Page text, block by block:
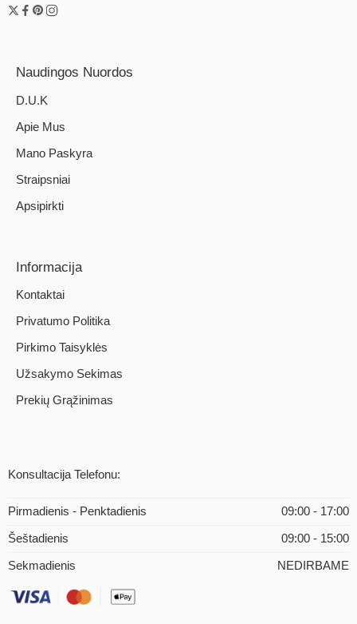
Naudingos Nuordos
D.U.K
Apie Mus
Mano Paskyra
Straipsniai
Apsipirkti
Informacija
Kontaktai
Privatumo Politika
Pirkimo Taisyklės
Užsakymo Sekimas
Prekių Grąžinimas
Konsultacija Telefonu:
Pirmadienis - Penktadienis 09:00 - 17:00
Šeštadienis 09:00 - 15:00
Sekmadienis NEDIRBAME